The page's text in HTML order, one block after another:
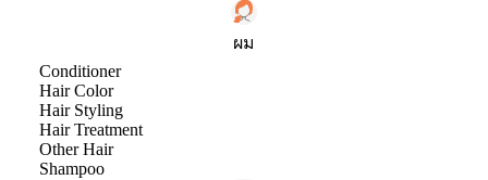
ผม
Conditioner
Hair Color
Hair Styling
Hair Treatment
Other Hair
Shampoo